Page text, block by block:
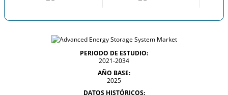
PERIODO DE ESTUDIO:
2021-2034
AÑO BASE:
2025
DATOS HISTÓRICOS: